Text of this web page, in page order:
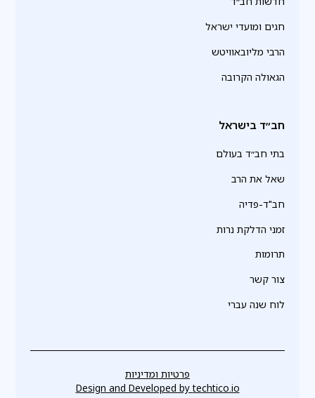
חגים ומועדי ישראל
הרבי מליובאוויטש
הגאולה הקרובה
חב״ד בישראל
בתי חב״ד בעולם
שאל את הרב
חב"ד-פדיה
זמני הדלקת נרות
תרומות
צור קשר
לוח שנה עברי
פרטיות ומדיניות
Design and Developed bytechtico.io